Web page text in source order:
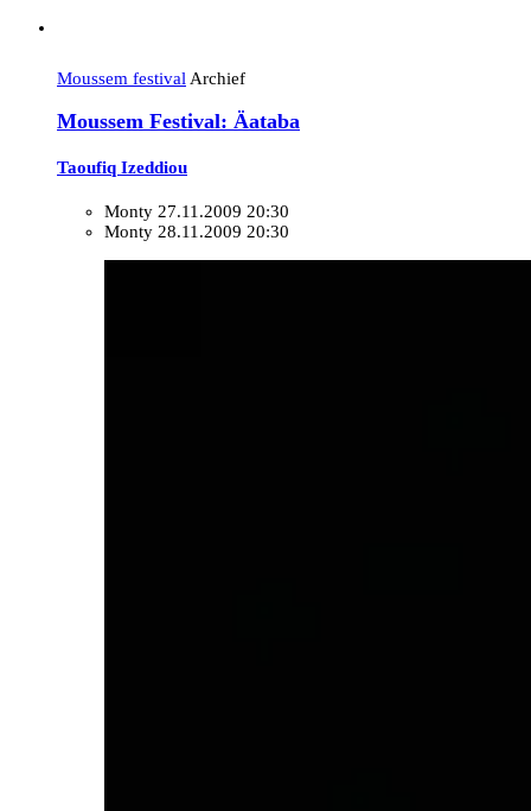
Moussem festival Archief
Moussem Festival: Äataba
Taoufiq Izeddiou
Monty 27.11.2009 20:30
Monty 28.11.2009 20:30